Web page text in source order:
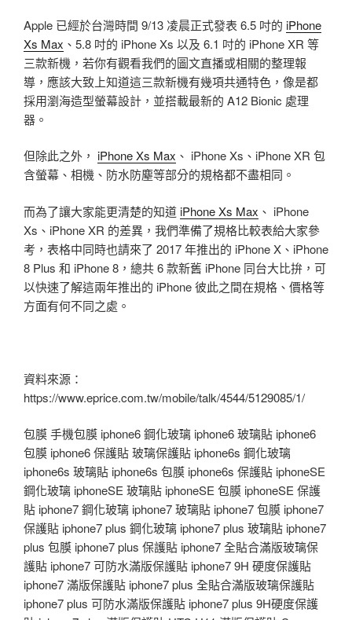
Apple 已經於台灣時間 9/13 凌晨正式發表 6.5 吋的 iPhone
Xs Max 、5.8 吋的 iPhone Xs 以及 6.1 吋的 iPhone XR 等
三款新機，若你有觀看我們的圖文直播或相關的整理報
導，應該大致上知道這三款新機有幾項共通特色，像是都
採用瀏海造型螢幕設計，並搭載最新的 A12 Bionic 處理
器。
但除此之外， iPhone Xs Max 、 iPhone Xs、iPhone XR 包
含螢幕、相機、防水防塵等部分的規格都不盡相同。
而為了讓大家能更清楚的知道iPhone Xs Max 、 iPhone
Xs、iPhone XR 的差異，我們準備了規格比較表給大家參
考，表格中同時也請來了 2017 年推出的 iPhone X、iPhone
8 Plus 和 iPhone 8，總共 6 款新舊 iPhone 同台大比拚，可
以快速了解這兩年推出的 iPhone 彼此之間在規格、價格等
方面有何不同之處。
資料來源：
https://www.eprice.com.tw/mobile/talk/4544/5129085/1/
包膜 手機包膜 iphone6 鋼化玻璃 iphone6 玻璃貼 iphone6
包膜 iphone6 保護貼 玻璃保護貼 iphone6s 鋼化玻璃
iphone6s 玻璃貼 iphone6s 包膜 iphone6s 保護貼 iphoneSE
鋼化玻璃 iphoneSE 玻璃貼 iphoneSE 包膜 iphoneSE 保護
貼 iphone7 鋼化玻璃 iphone7 玻璃貼 iphone7 包膜 iphone7
保護貼 iphone7 plus 鋼化玻璃 iphone7 plus 玻璃貼 iphone7
plus 包膜 iphone7 plus 保護貼 iphone7 全貼合滿版玻璃保
護貼 iphone7 可防水滿版保護貼 iphone7 9H 硬度保護貼
iphone7 滿版保護貼 iphone7 plus 全貼合滿版玻璃保護貼
iphone7 plus 可防水滿版保護貼 iphone7 plus 9H硬度保護